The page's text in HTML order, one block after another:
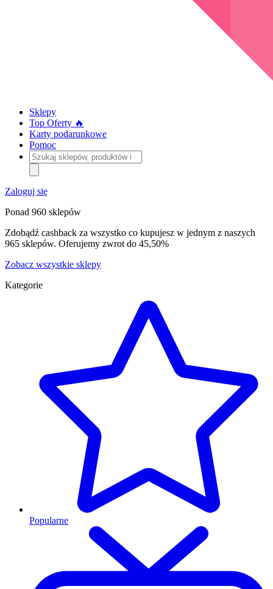
Sklepy
Top Oferty 🔥
Karty podarunkowe
Pomoc
Szukaj
sklepów,
produktów
i
kategorii
Zaloguj się
Ponad 960 sklepów
Zdobądź cashback za wszystko co kupujesz w jednym z naszych
965 sklepów. Oferujemy zwrot do 45,50%
Zobacz wszystkie sklepy
Kategorie
Popularne